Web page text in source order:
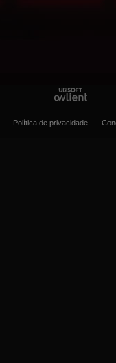
Política de privacidade